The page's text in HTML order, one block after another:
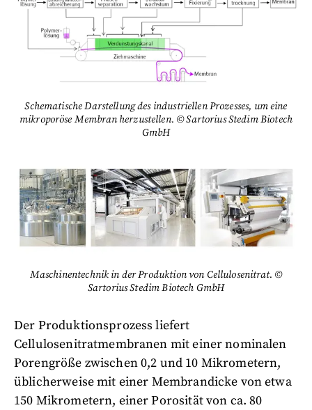
Schematische Darstellung des industriellen Prozesses, um eine
mikroporöse Membran herzustellen. © Sartorius Stedim Biotech
GmbH
Maschinentechnik in der Produktion von Cellulosenitrat. ©
Sartorius Stedim Biotech GmbH
Der Produktionsprozess liefert
Cellulosenitratmembranen mit einer nominalen
Porengröße zwischen 0,2 und 10 Mikrometern,
üblicherweise mit einer Membrandicke von etwa
150 Mikrometern, einer Porosität von ca. 80